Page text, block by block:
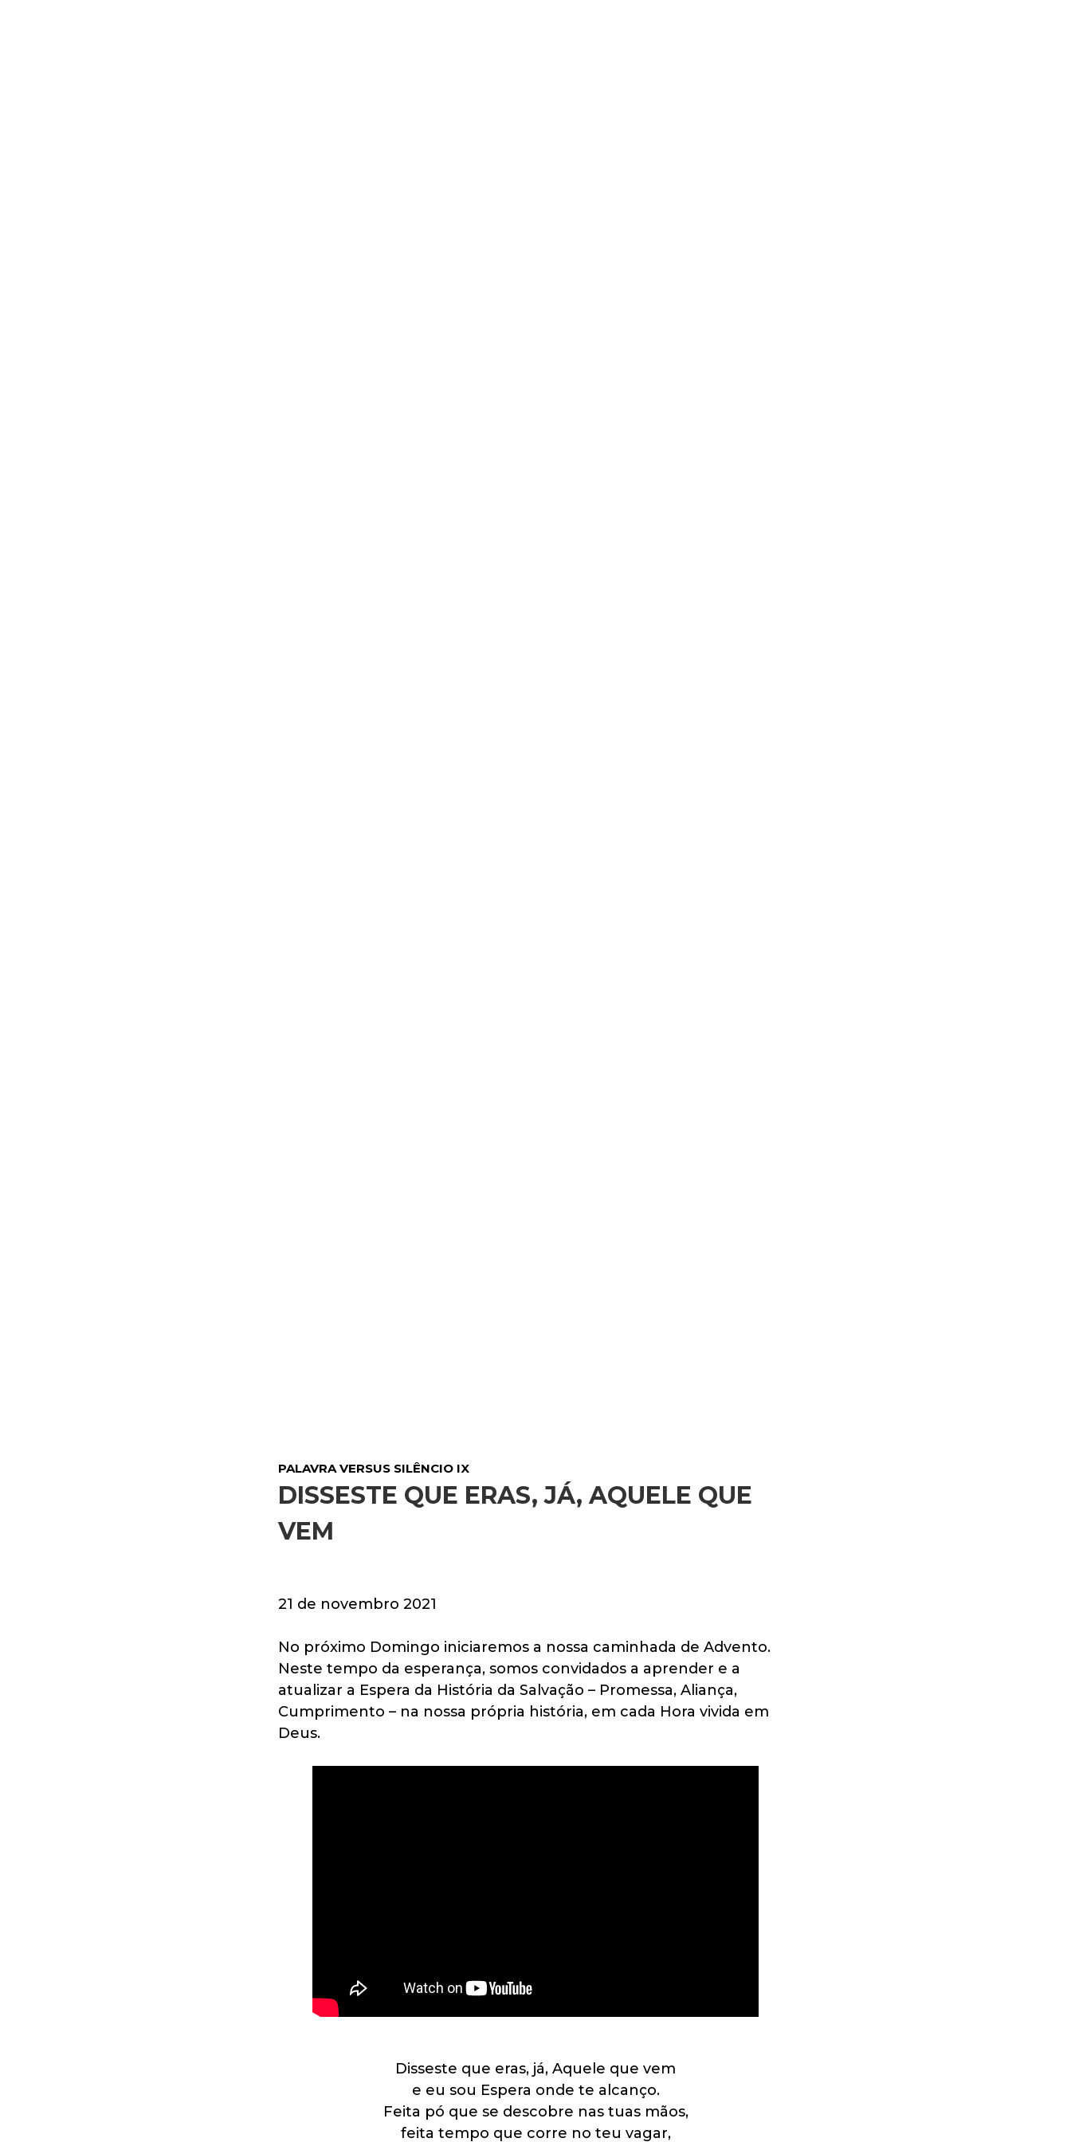
PALAVRA VERSUS SILÊNCIO IX
DISSESTE QUE ERAS, JÁ, AQUELE QUE
VEM
21 de novembro 2021
No próximo Domingo iniciaremos a nossa caminhada de Advento.
Neste tempo da esperança, somos convidados a aprender e a
atualizar a Espera da História da Salvação – Promessa, Aliança,
Cumprimento – na nossa própria história, em cada Hora vivida em
Deus.
Disseste que eras, já, Aquele que vem
e eu sou Espera onde te alcanço.
Feita pó que se descobre nas tuas mãos,
feita tempo que corre no teu vagar,